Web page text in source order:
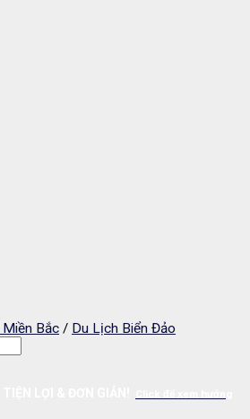
Miền Bắc / Du Lịch Biển Đảo